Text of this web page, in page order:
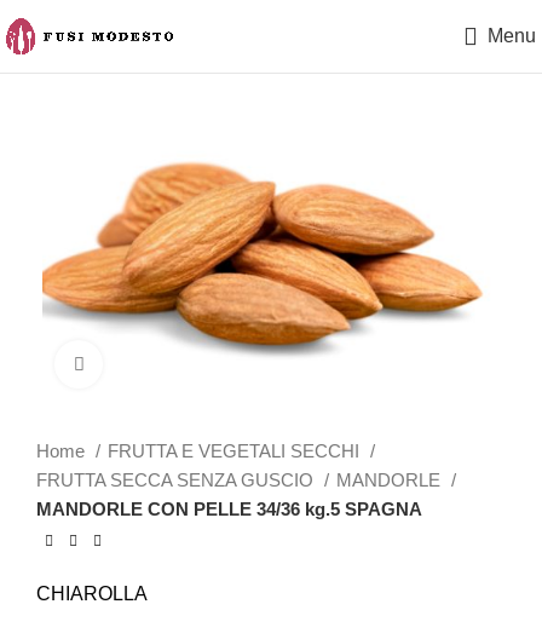
Menu
Home
FRUTTA E VEGETALI SECCHI
FRUTTA SECCA SENZA GUSCIO
MANDORLE
MANDORLE CON PELLE 34/36 kg.5 SPAGNA
CHIAROLLA